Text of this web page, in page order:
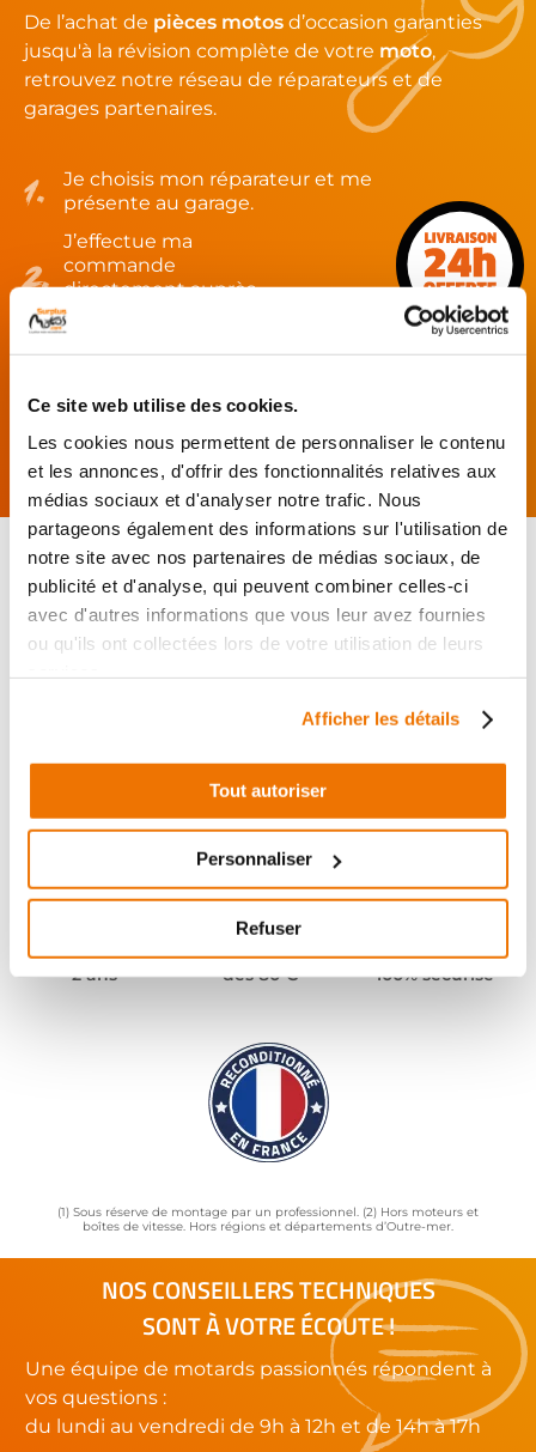
Ce site web utilise des cookies.
Les cookies nous permettent de personnaliser le contenu
et les annonces, d'offrir des fonctionnalités relatives aux
médias sociaux et d'analyser notre trafic. Nous
partageons également des informations sur l'utilisation de
notre site avec nos partenaires de médias sociaux, de
publicité et d'analyse, qui peuvent combiner celles-ci
avec d'autres informations que vous leur avez fournies
ou qu'ils ont collectées lors de votre utilisation de leurs
Afficher les détails
Tout autoriser
Personnaliser
Refuser
De l’achat de pièces motos d’occasion garanties
jusqu'à la révision complète de votre moto,
retrouvez notre réseau de réparateurs et de
garages partenaires.
Je choisis mon réparateur et me
présente au garage.
J’effectue ma
commande
directement auprès
du réparateur.
Mes pièces sont livrées et
Pièces garanties
2 ans
Port offert
dès 80 €
Paiement
100% sécurisé
(1) Sous réserve de montage par un professionnel. (2) Hors moteurs et
boîtes de vitesse. Hors régions et départements d’Outre-mer.
NOS CONSEILLERS TECHNIQUES
SONT À VOTRE ÉCOUTE !
Une équipe de motards passionnés répondent à
vos questions :
du lundi au vendredi de 9h à 12h et de 14h à 17h